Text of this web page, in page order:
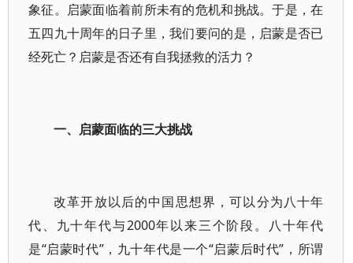
象征。启蒙面临着前所未有的危机和挑战。于是，在
五四九十周年的日子里，我们要问的是，启蒙是否已
经死亡？启蒙是否还有自我拯救的活力？
一、启蒙面临的三大挑战
改革开放以后的中国思想界，可以分为八十年
代、九十年代与2000年以来三个阶段。八十年代
是“启蒙时代”，九十年代是一个“启蒙后时代”，所谓